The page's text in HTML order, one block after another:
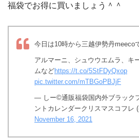
福袋でお得に買いましょう＾＾
今日は10時から三越伊勢丹meeco
アルマーニ、シュウウエムラ、キ
ムなどhttps://t.co/5StFDyQxop
pic.twitter.com/mTBGoPBJjF
— しー©通販福袋国内外ブラック
ントカレンダークリスマスコフレ
November 16, 2021